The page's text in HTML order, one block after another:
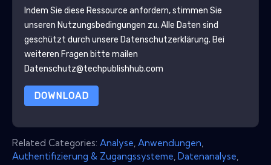
Indem Sie diese Ressource anfordern, stimmen Sie
unseren Nutzungsbedingungen zu. Alle Daten sind
geschützt durch unsere Datenschutzerklärung. Bei
weiteren Fragen bitte mailen
Datenschutz@techpublishhub.com
DOWNLOAD
Related Categories: Analyse Anwendungen
Authentifizierung & Zugangssysteme Datenanalyse